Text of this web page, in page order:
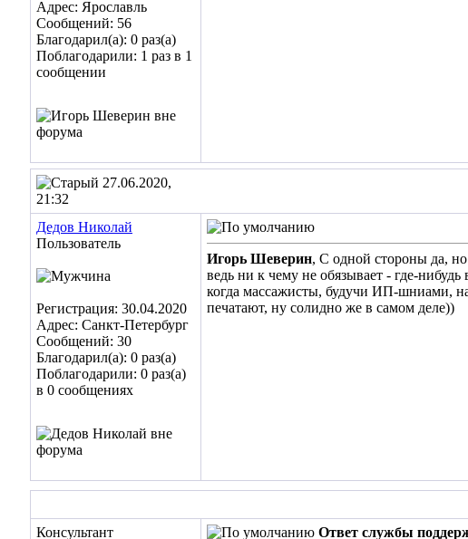
Адрес: Ярославль
Сообщений: 56
Благодарил(а): 0 раз(а)
Поблагодарили: 1 раз в 1
сообщении
27.06.2020,
21:32
Дедов Николай
Пользователь
Регистрация: 30.04.2020
Адрес: Санкт-Петербург
Сообщений: 30
Благодарил(а): 0 раз(а)
Поблагодарили: 0 раз(а)
в 0 сообщениях
Игорь Шеверин, С одной стороны да, но
ведь ни к чему не обязывает - где-
когда массажисты, будучи ИП-шниами,
печатают, ну солидно же в самом деле))
Консультант Ответ службы